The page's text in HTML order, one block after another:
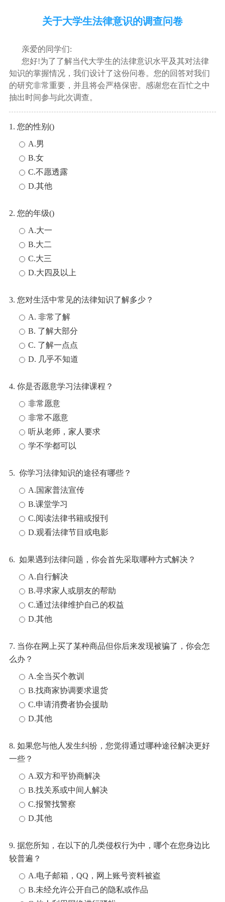
关于大学生法律意识的调查问卷
亲爱的同学们:
您好!为了了解当代大学生的法律意识水平及其对法律
知识的掌握情况，我们设计了这份问卷。您的回答对我们
的研究非常重要，并且将会严格保密。感谢您在百忙之中
抽出时间参与此次调查。
1. 您的性别()
A.男
B.女
C.不愿透露
D.其他
2. 您的年级()
A.大一
B.大二
C.大三
D.大四及以上
3. 您对生活中常见的法律知识了解多少？
A. 非常了解
B. 了解大部分
C. 了解一点点
D. 几乎不知道
4. 你是否愿意学习法律课程？
非常愿意
非常不愿意
听从老师，家人要求
学不学都可以
5. 你学习法律知识的途径有哪些？
A.国家普法宣传
B.课堂学习
C.阅读法律书籍或报刊
D.观看法律节目或电影
6. 如果遇到法律问题，你会首先采取哪种方式解决？
A.自行解决
B.寻求家人或朋友的帮助
C.通过法律维护自己的权益
D.其他
7. 当你在网上买了某种商品但你后来发现被骗了，你会怎
么办？
A.全当买个教训
B.找商家协调要求退货
C.申请消费者协会援助
D.其他
8. 如果您与他人发生纠纷，您觉得通过哪种途径解决更好
一些？
A.双方和平协商解决
B.找关系或中间人解决
C.报警找警察
D.其他
9. 据您所知，在以下的几类侵权行为中，哪个在您身边比
较普遍？
A.电子邮箱，QQ，网上账号资料被盗
B.未经允许公开自己的隐私或作品